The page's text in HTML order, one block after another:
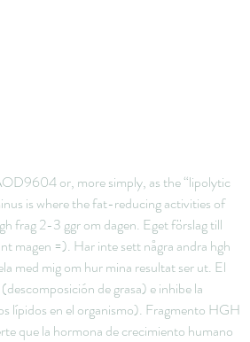
or, more simply, as the “lipolytic
is where the fat-reducing activities of
frag 2-3 ggr om dagen. Eget förslag till
=). Har inte sett några andra hgh
med mig om hur mina resultat ser ut. El
de grasa) e inhibe la
lípidos en el organismo). Fragmento HGH
que la hormona de crecimiento humano